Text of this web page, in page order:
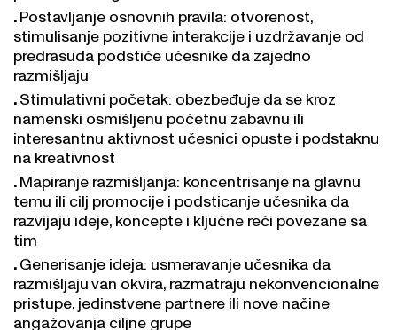
Postavljanje osnovnih pravila: otvorenost,
stimulisanje pozitivne interakcije i uzdržavanje od
predrasuda podstiče učesnike da zajedno
razmišljaju
Stimulativni početak: obezbeđuje da se kroz
namenski osmišljenu početnu zabavnu ili
interesantnu aktivnost učesnici opuste i podstaknu
na kreativnost
Mapiranje razmišljanja: koncentrisanje na glavnu
temu ili cilj promocije i podsticanje učesnika da
razvijaju ideje, koncepte i ključne reči povezane sa
tim
Generisanje ideja: usmeravanje učesnika da
razmišljaju van okvira, razmatraju nekonvencionalne
pristupe, jedinstvene partnere ili nove načine
angažovanja ciljne grupe